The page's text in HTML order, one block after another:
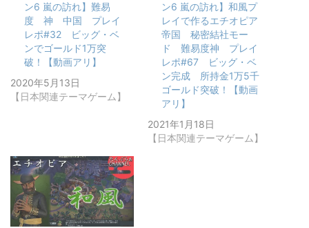
ン6 嵐の訪れ】難易
度 神 中国 プレイ
レポ#32 ビッグ・ベ
ンでゴールド1万突
破！【動画アリ】
2020年5月13日
【日本関連テーマゲーム】
ン6 嵐の訪れ】和風プ
レイで作るエチオピア
帝国 秘密結社モー
ド 難易度神 プレイ
レポ#67 ビッグ・ベ
ン完成 所持金1万5千
ゴールド突破！【動画
アリ】
2021年1月18日
【日本関連テーマゲーム】